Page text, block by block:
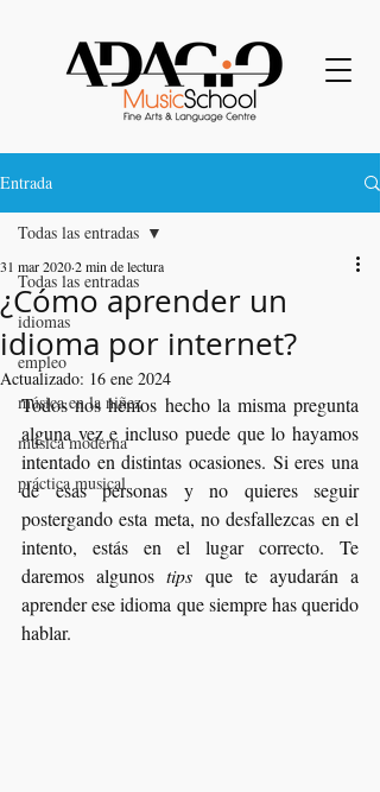
Entrada
Todas las entradas
idiomas
empleo
música en la niñez
música moderna
práctica musical
Todas las entradas
¿Cómo aprender un
idioma por internet?
31 mar 20202 min de lectura
Actualizado: 16 ene 2024
Todos nos hemos hecho la misma pregunta
alguna vez e incluso puede que lo hayamos
intentado en distintas ocasiones. Si eres una
de esas personas y no quieres seguir
postergando esta meta, no desfallezcas en el
intento, estás en el lugar correcto. Te
daremos algunos tips que te ayudarán a
aprender ese idioma que siempre has querido
hablar.